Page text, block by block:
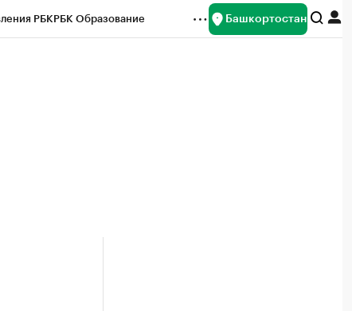
РБКРБК Образование Башкортостан